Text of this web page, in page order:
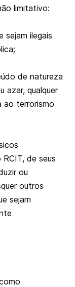
limitativo:
sejam ilegais
de natureza
azar, qualquer
ao terrorismo
de seus
ou
outros
sejam